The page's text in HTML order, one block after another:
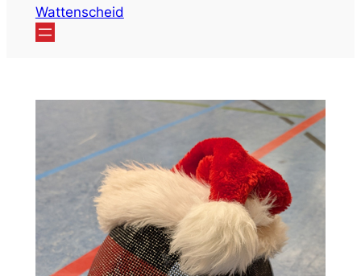
Wattenscheid